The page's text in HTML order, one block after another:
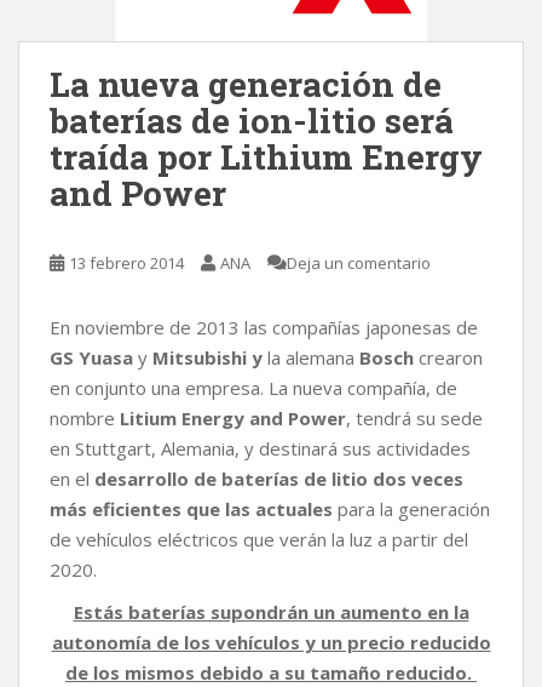
La nueva generación de
baterías de ion-litio será
traída por Lithium Energy
and Power
13 febrero 2014 ANA Deja un comentario
En noviembre de 2013 las compañías japonesas de
GS Yuasa y Mitsubishi y la alemana Bosch crearon
en conjunto una empresa. La nueva compañía, de
nombre Litium Energy and Power, tendrá su sede
en Stuttgart, Alemania, y destinará sus actividades
en el desarrollo de baterías de litio dos veces
más eficientes que las actuales para la generación
de vehículos eléctricos que verán la luz a partir del
2020.
Estás baterías supondrán un aumento en la
autonomía de los vehículos y un precio reducido
de los mismos debido a su tamaño reducido.